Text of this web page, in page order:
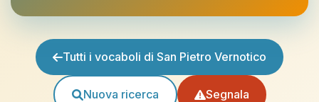
Tutti i vocaboli di San Pietro Vernotico
Nuova ricerca Segnala